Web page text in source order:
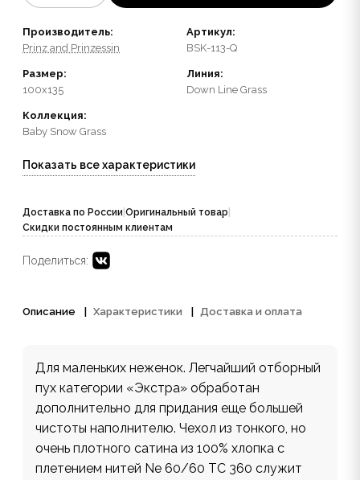
Производитель:
Prinz and Prinzessin
Артикул:
BSK-113-Q
Размер:
100x135
Линия:
Down Line Grass
Коллекция:
Baby Snow Grass
Показать все характеристики
Доставка по России Оригинальный товар
Скидки постоянным клиентам
Поделиться:
Описание Характеристики Доставка и оплата
Для маленьких неженок. Легчайший отборный
пух категории «Экстра» обработан
дополнительно для придания еще большей
чистоты наполнителю. Чехол из тонкого, но
очень плотного сатина из 100% хлопка с
плетением нитей Ne 60/60 TC 360 служит